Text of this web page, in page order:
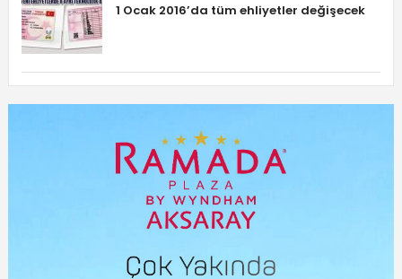
1 Ocak 2016’da tüm ehliyetler değişecek